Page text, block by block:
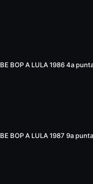
BE BOP A LULA 1986 4a
BE BOP A LULA 1987 9a